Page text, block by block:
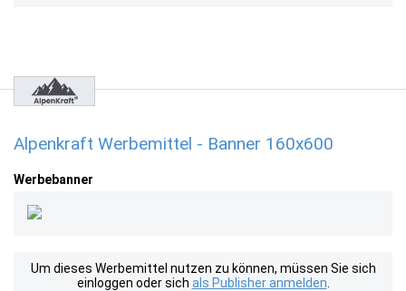
Alpenkraft Werbemittel - Banner 160x600
Werbebanner
Um dieses Werbemittel nutzen zu können, müssen Sie sich
einloggen oder sich als Publisher anmelden